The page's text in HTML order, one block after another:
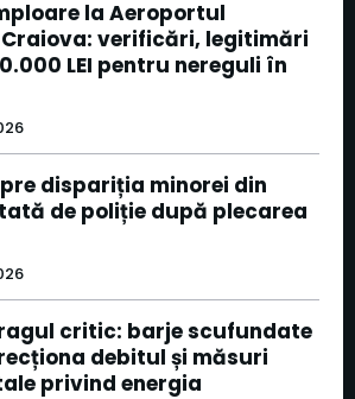
la Aeroportul
verificări, legitimări
LEI pentru nereguli în
dispariția minorei din
de poliție după plecarea
critic: barje scufundate
debitul și măsuri
privind energia